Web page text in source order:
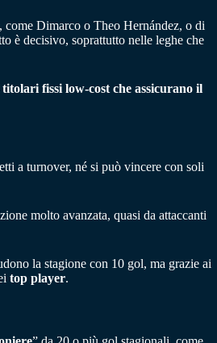
come Dimarco o Theo Hernández, o di
è decisivo, soprattutto nelle leghe che
titolari fissi low-cost che assicurano il
a turnover, né si può vincere con soli
molto avanzata, quasi da attaccanti
la stagione con 10 gol, ma grazie ai
top player.